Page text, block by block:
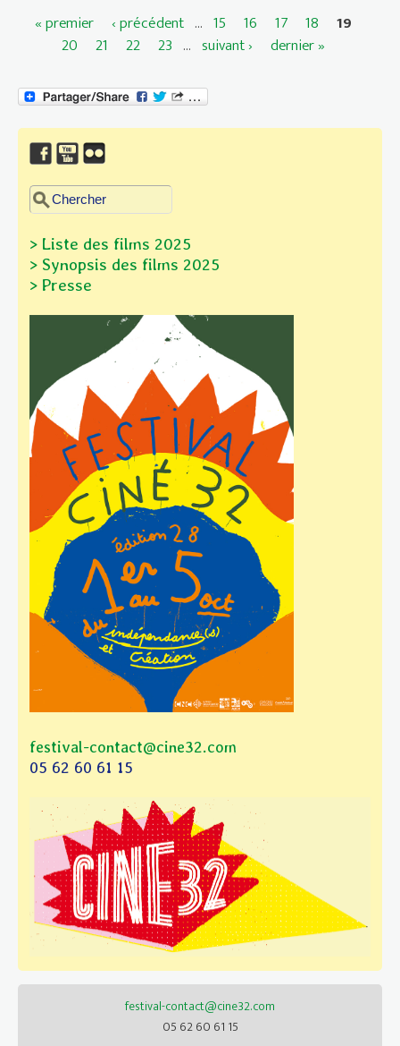
Pages
« premier ‹ précédent … 15 16 17 18
19
20
21 22 23 … suivant › dernier »
Formulaire de recherche
Chercher dans ce site
> Liste des films 2025
> Synopsis des films 2025
> Presse
festival-contact@cine32.com
05 62 60 61 15
festival-contact@cine32.com
05 62 60 61 15